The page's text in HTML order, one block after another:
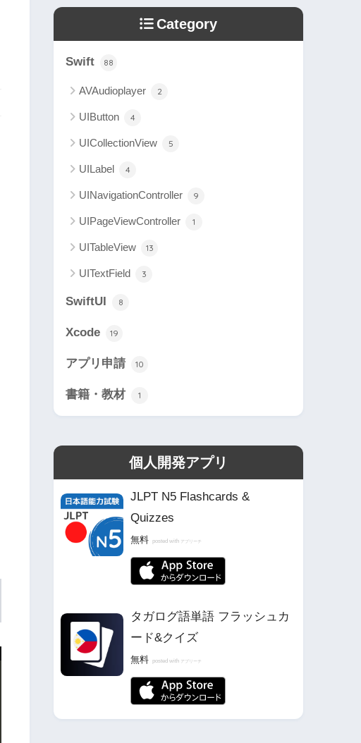
Category
Swift 88
AVAudioplayer 2
UIButton 4
UICollectionView 5
UILabel 4
UINavigationController 9
UIPageViewController 1
UITableView 13
UITextField 3
SwiftUI 8
Xcode 19
アプリ申請 10
書籍・教材 1
個人開発アプリ
JLPT N5 Flashcards &
Quizzes
無料 posted with アプリーチ
タガログ語単語 フラッシュカ
ード&クイズ
無料 posted with アプリーチ